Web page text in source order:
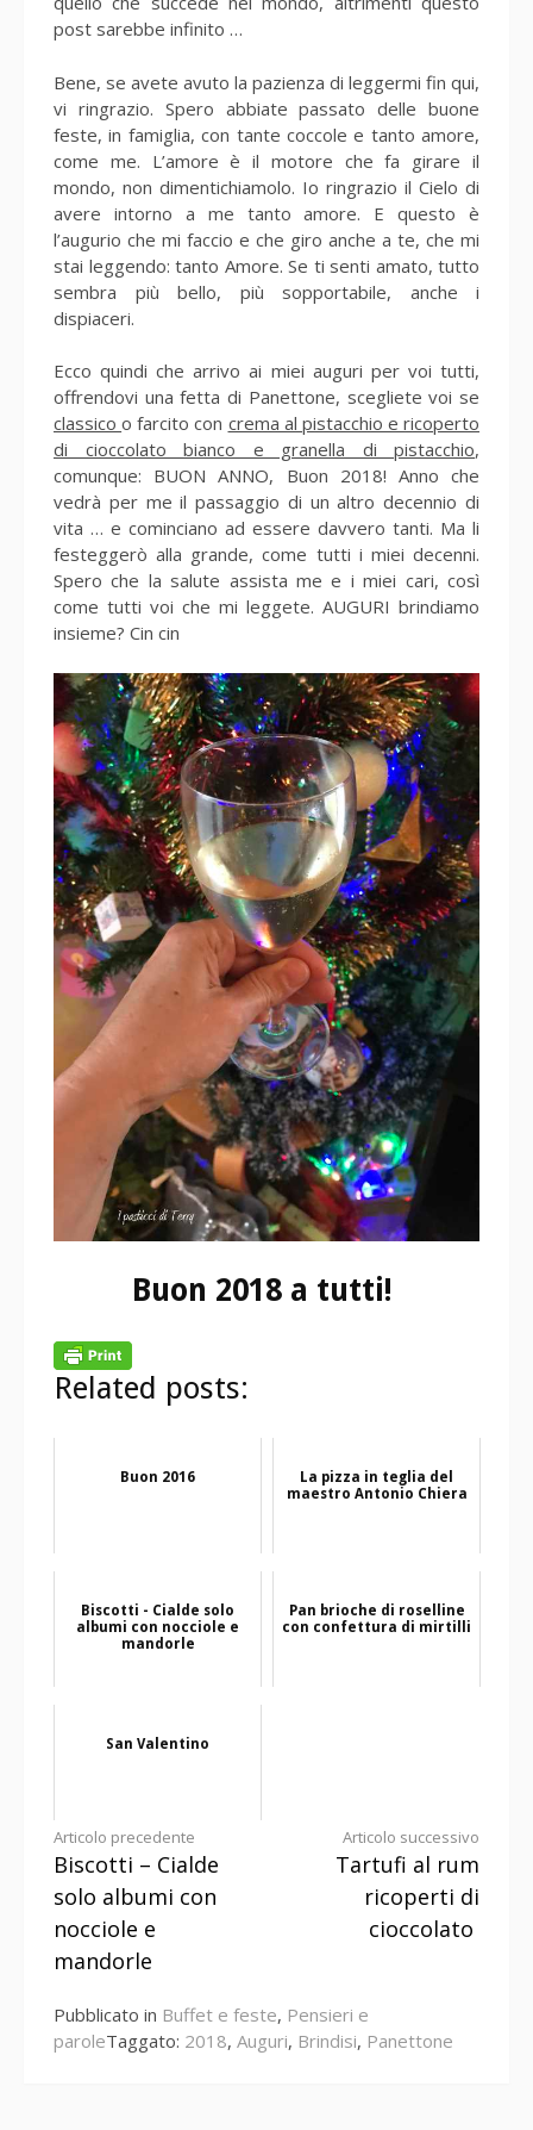
post sarebbe infinito …
Bene, se avete avuto la pazienza di leggermi fin qui,
vi ringrazio. Spero abbiate passato delle buone
feste, in famiglia, con tante coccole e tanto amore,
come me. L’amore è il motore che fa girare il
mondo, non dimentichiamolo. Io ringrazio il Cielo di
avere intorno a me tanto amore. E questo è
l’augurio che mi faccio e che giro anche a te, che mi
stai leggendo: tanto Amore. Se ti senti amato, tutto
sembra più bello, più sopportabile, anche i
dispiaceri.
Ecco quindi che arrivo ai miei auguri per voi tutti,
offrendovi una fetta di Panettone, scegliete voi se
classicoo farcito con crema al pistacchio e ricoperto
di cioccolato bianco e granella di pistacchio,
comunque: BUON ANNO, Buon 2018! Anno che
vedrà per me il passaggio di un altro decennio di
vita … e cominciano ad essere davvero tanti. Ma li
festeggerò alla grande, come tutti i miei decenni.
Spero che la salute assista me e i miei cari, così
come tutti voi che mi leggete. AUGURI brindiamo
insieme? Cin cin
Buon 2018 a tutti!
Related posts:
Buon 2016
La pizza in teglia del
maestro Antonio Chiera
Biscotti - Cialde solo
albumi con nocciole e
mandorle
Pan brioche di roselline
con confettura di mirtilli
San Valentino
Continua
a
leggere
Articolo precedente
Biscotti – Cialde
solo albumi con
nocciole e
mandorle
Articolo successivo
Tartufi al rum
ricoperti di
cioccolato
Pubblicato in Buffet e feste, Pensieri e
paroleTaggato: 2018, Auguri, Brindisi, Panettone